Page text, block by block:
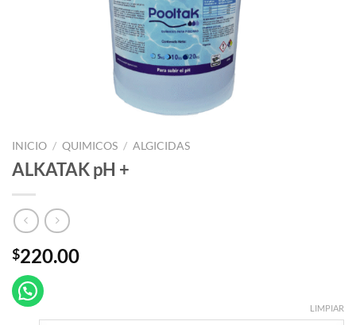
INICIO / QUIMICOS / ALGICIDAS
ALKATAK pH +
$220.00
LIMPIAR